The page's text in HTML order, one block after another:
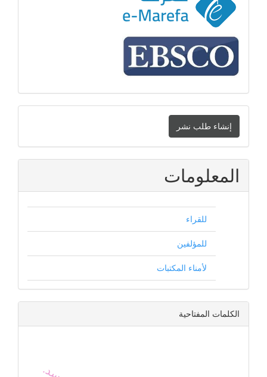
إنشاء
طلب
نشر
إنشاء طلب نشر
المعلومات
للقراء
للمؤلفين
لأمناء المكتبات
الكلمات المفتاحية